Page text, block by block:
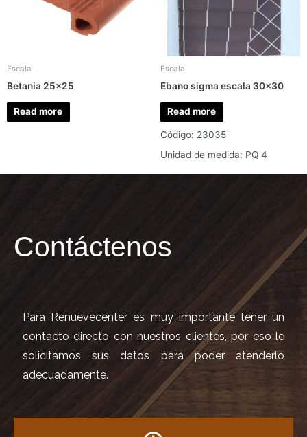
Escala
Betania 25×25
Read more
Escala
Ebano sigma escala 30×30
Read more
Código: 23035
Unidad de medida: PQ 4
Contáctenos
Para Renuevecenter es muy importante tener un
contacto directo con nuestros clientes, por eso le
solicitamos sus datos para poder atenderlo
adecuadamente.